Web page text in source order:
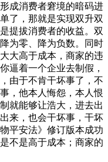
成消费者窘境的暗码进
了，那就是实现双升双
提拔消费者的收益。双
为零、降为负数。同时
大高于成本，商家的违
逼着一个企业去制假，
由于不肯干坏事了，不
，他本人悔怨，本人恨
就能够让浩大，进去出
来，也会干坏事，干坏
平安法》修订版本成功
不是高于成本；商家的